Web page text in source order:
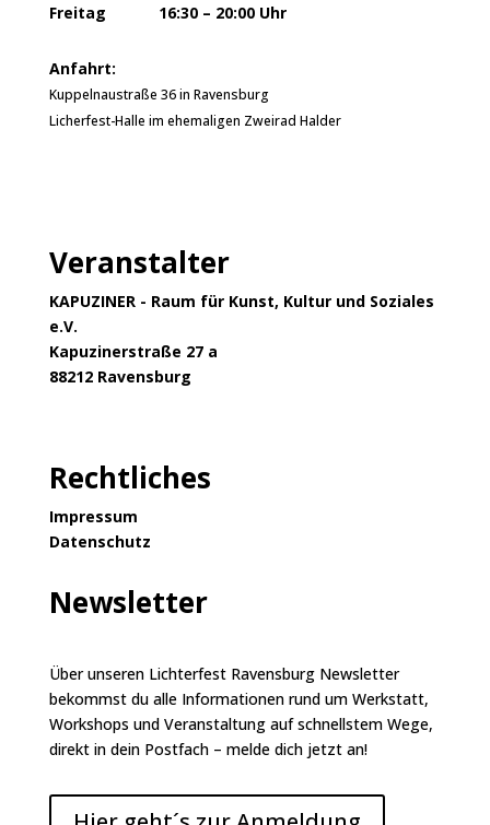
Freitag 16:30 – 20:00 Uhr
Anfahrt:
Kuppelnaustraße 36 in Ravensburg
Licherfest-Halle im ehemaligen Zweirad Halder
Veranstalter
KAPUZINER - Raum für Kunst, Kultur und Soziales
e.V.
Kapuzinerstraße 27 a
88212 Ravensburg
Rechtliches
Impressum
Datenschutz
Newsletter
Über unseren Lichterfest Ravensburg Newsletter
bekommst du alle Informationen rund um Werkstatt,
Workshops und Veranstaltung auf schnellstem Wege,
direkt in dein Postfach – melde dich jetzt an!